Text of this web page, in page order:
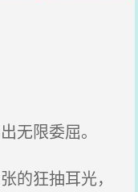
无限委屈。
的狂抽耳光，